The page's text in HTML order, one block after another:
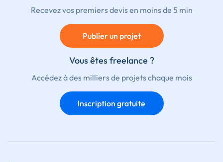
Recevez vos premiers devis en moins de 5 min
Publier un projet
Vous êtes freelance ?
Accédez à des milliers de projets chaque mois
Inscription gratuite